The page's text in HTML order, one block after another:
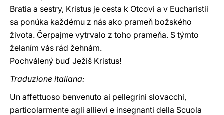
Bratia a sestry, Kristus je cesta k Otcovi a v Eucharistii
sa ponúka každému z nás ako prameň božského
života. Čerpajme vytrvalo z toho prameňa. S týmto
želaním vás rád žehnám.
Pochválený buď Ježiš Kristus!
Traduzione italiana:
Un affettuoso benvenuto ai pellegrini slovacchi,
particolarmente agli allievi e insegnanti della Scuola